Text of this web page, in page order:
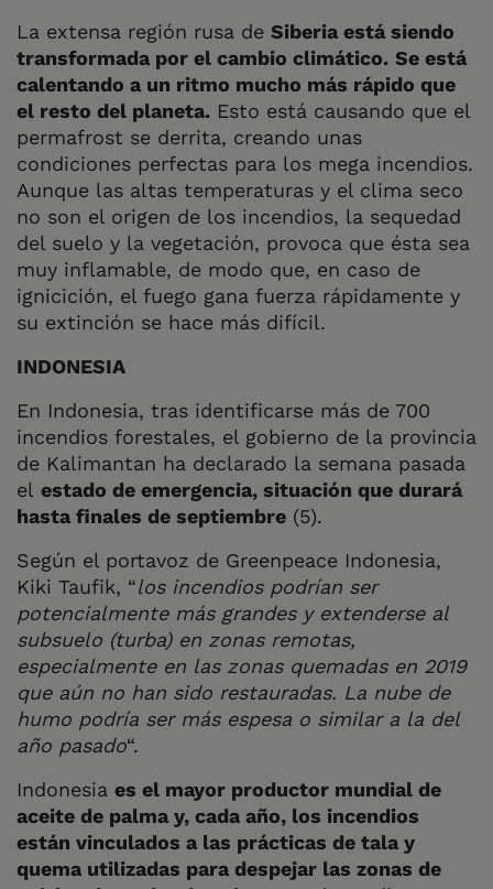
La extensa región rusa de Siberia está siendo
transformada por el cambio climático. Se está
calentando a un ritmo mucho más rápido que
el resto del planeta. Esto está causando que el
permafrost se derrita, creando unas
condiciones perfectas para los mega incendios.
Aunque las altas temperaturas y el clima seco
no son el origen de los incendios, la sequedad
del suelo y la vegetación, provoca que ésta sea
muy inflamable, de modo que, en caso de
ignicición, el fuego gana fuerza rápidamente y
su extinción se hace más difícil.
INDONESIA
En Indonesia, tras identificarse más de 700
incendios forestales, el gobierno de la provincia
de Kalimantan ha declarado la semana pasada
el estado de emergencia, situación que durará
hasta finales de septiembre (5).
Según el portavoz de Greenpeace Indonesia,
Kiki Taufik, “los incendios podrían ser
potencialmente más grandes y extenderse al
subsuelo (turba) en zonas remotas,
especialmente en las zonas quemadas en 2019
que aún no han sido restauradas. La nube de
humo podría ser más espesa o similar a la del
año pasado“.
Indonesia es el mayor productor mundial de
aceite de palma y, cada año, los incendios
están vinculados a las prácticas de tala y
quema utilizadas para despejar las zonas de